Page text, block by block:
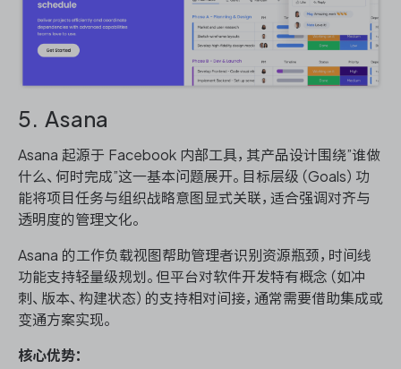
5. Asana
Asana 起源于 Facebook 内部工具，其产品设计围绕”谁做
什么、何时完成”这一基本问题展开。目标层级（Goals）功
能将项目任务与组织战略意图显式关联，适合强调对齐与
透明度的管理文化。
Asana 的工作负载视图帮助管理者识别资源瓶颈，时间线
功能支持轻量级规划。但平台对软件开发特有概念（如冲
刺、版本、构建状态）的支持相对间接，通常需要借助集成或
变通方案实现。
核心优势：